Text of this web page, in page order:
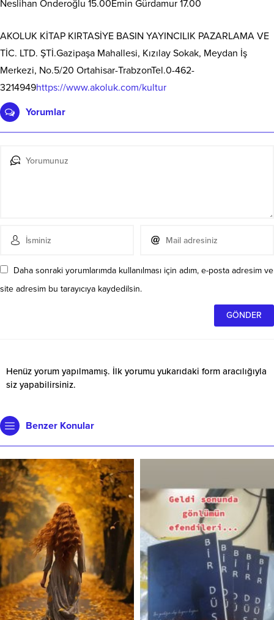
Neslihan Önderoğlu 15.00Emin Gürdamur 17.00
AKOLUK KİTAP KIRTASİYE BASIN YAYINCILIK PAZARLAMA VE
TİC. LTD. ŞTİ.Gazipaşa Mahallesi, Kızılay Sokak, Meydan İş
Merkezi, No.5/20 Ortahisar-TrabzonTel.0-462-
3214949https://www.akoluk.com/kultur
Yorumlar
Daha sonraki yorumlarımda kullanılması için adım, e-posta adresim ve
site adresim bu tarayıcıya kaydedilsin.
Henüz yorum yapılmamış. İlk yorumu yukarıdaki form aracılığıyla
siz yapabilirsiniz.
Benzer Konular